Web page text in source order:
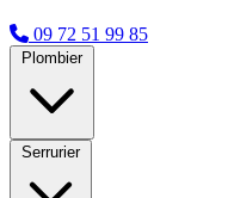
09 72 51 99 85
Plombier
Serrurier